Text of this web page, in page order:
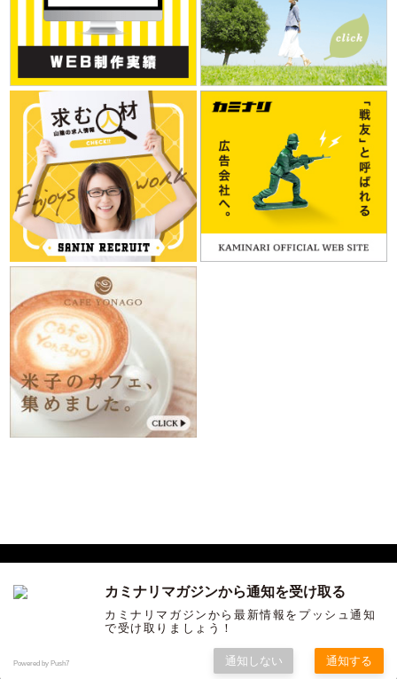
カミナリマガジンから通知を受け取る
カミナリマガジンから最新情報をプッシュ通知
で受け取りましょう！
Powered by Push7 通知しない 通知する